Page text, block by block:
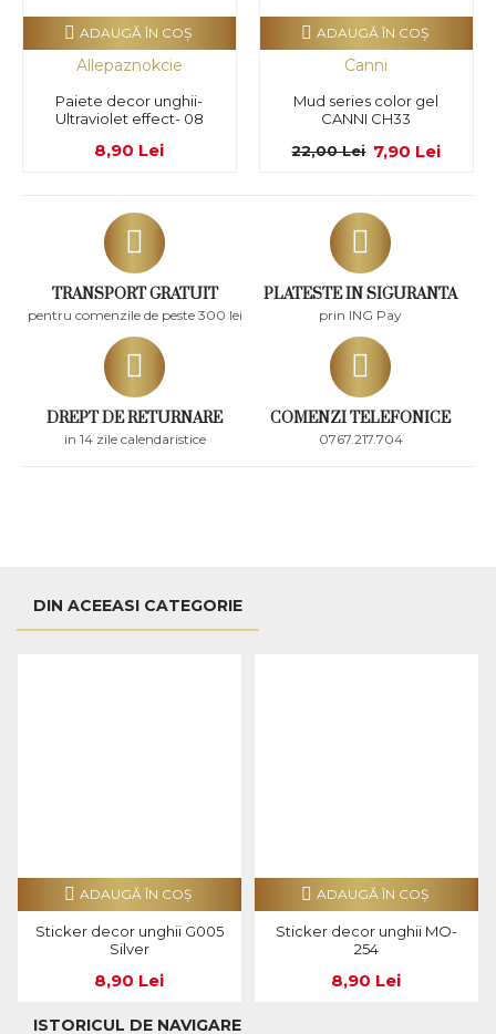
TRANSPORT GRATUIT
pentru comenzile de peste 300 lei
PLATESTE IN SIGURANTA
prin ING Pay
DREPT DE RETURNARE
in 14 zile calendaristice
COMENZI TELEFONICE
0767.217.704
Allepaznokcie
Paiete decor unghii-
Ultraviolet effect- 08
8,90 Lei
ADAUGĂ ÎN COŞ
Canni
Mud series color gel
CANNI CH33
7,90 Lei
22,00 Lei
ADAUGĂ ÎN COŞ
DIN ACEEASI CATEGORIE
Sticker decor unghii G005
Silver
8,90 Lei
ADAUGĂ ÎN COŞ
Sticker decor unghii MO-
254
8,90 Lei
ADAUGĂ ÎN COŞ
ISTORICUL DE NAVIGARE